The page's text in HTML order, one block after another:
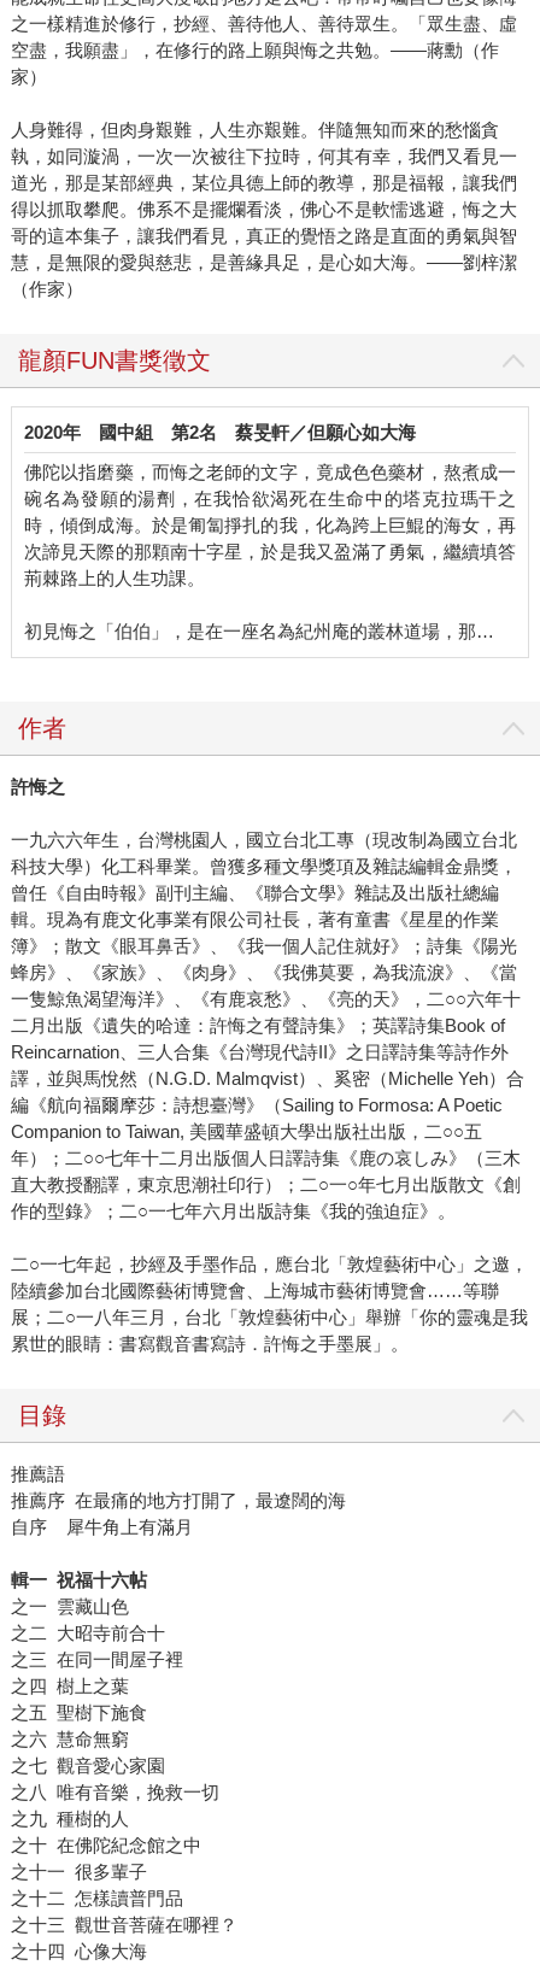
之一樣精進於修行，抄經、善待他人、善待眾生。「眾生盡、虛
空盡，我願盡」，在修行的路上願與悔之共勉。——蔣勳（作
家）
人身難得，但肉身艱難，人生亦艱難。伴隨無知而來的愁惱貪
執，如同漩渦，一次一次被往下拉時，何其有幸，我們又看見一
道光，那是某部經典，某位具德上師的教導，那是福報，讓我們
得以抓取攀爬。佛系不是擺爛看淡，佛心不是軟懦逃避，悔之大
哥的這本集子，讓我們看見，真正的覺悟之路是直面的勇氣與智
慧，是無限的愛與慈悲，是善緣具足，是心如大海。——劉梓潔
（作家）
龍顏FUN書獎徵文
2020年 國中組 第2名 蔡旻軒／但願心如大海
佛陀以指磨藥，而悔之老師的文字，竟成色色藥材，熬煮成一
碗名為發願的湯劑，在我恰欲渴死在生命中的塔克拉瑪干之
時，傾倒成海。於是匍匐掙扎的我，化為跨上巨鯤的海女，再
次諦見天際的那顆南十字星，於是我又盈滿了勇氣，繼續填答
荊棘路上的人生功課。
初見悔之「伯伯」，是在一座名為紀州庵的叢林道場，那…
作者
許悔之
一九六六年生，台灣桃園人，國立台北工專（現改制為國立台北
科技大學）化工科畢業。曾獲多種文學獎項及雜誌編輯金鼎獎，
曾任《自由時報》副刊主編、《聯合文學》雜誌及出版社總編
輯。現為有鹿文化事業有限公司社長，著有童書《星星的作業
簿》；散文《眼耳鼻舌》、《我一個人記住就好》；詩集《陽光
蜂房》、《家族》、《肉身》、《我佛莫要，為我流淚》、《當
一隻鯨魚渴望海洋》、《有鹿哀愁》、《亮的天》，二○○六年十
二月出版《遺失的哈達：許悔之有聲詩集》；英譯詩集Book of
Reincarnation、三人合集《台灣現代詩II》之日譯詩集等詩作外
譯，並與馬悅然（N.G.D. Malmqvist）、奚密（Michelle Yeh）合
編《航向福爾摩莎：詩想臺灣》（Sailing to Formosa: A Poetic
Companion to Taiwan, 美國華盛頓大學出版社出版，二○○五
年）；二○○七年十二月出版個人日譯詩集《鹿の哀しみ》（三木
直大教授翻譯，東京思潮社印行）；二○一○年七月出版散文《創
作的型錄》；二○一七年六月出版詩集《我的強迫症》。
二○一七年起，抄經及手墨作品，應台北「敦煌藝術中心」之邀，
陸續參加台北國際藝術博覽會、上海城市藝術博覽會……等聯
展；二○一八年三月，台北「敦煌藝術中心」舉辦「你的靈魂是我
累世的眼睛：書寫觀音書寫詩．許悔之手墨展」。
目錄
推薦語
推薦序 在最痛的地方打開了，最遼闊的海
自序 犀牛角上有滿月
輯一 祝福十六帖
之一 雲藏山色
之二 大昭寺前合十
之三 在同一間屋子裡
之四 樹上之葉
之五 聖樹下施食
之六 慧命無窮
之七 觀音愛心家園
之八 唯有音樂，挽救一切
之九 種樹的人
之十 在佛陀紀念館之中
之十一 很多輩子
之十二 怎樣讀普門品
之十三 觀世音菩薩在哪裡？
之十四 心像大海